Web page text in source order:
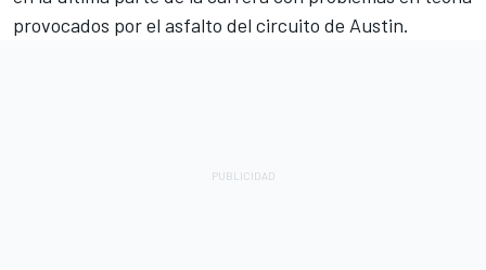
provocados por el asfalto del circuito de Austin.